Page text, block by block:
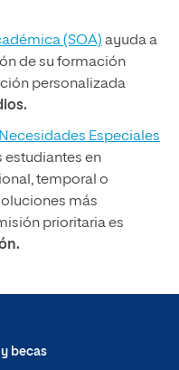
(SOA) ayuda a
de su formación
personalizada
Especiales
estudiantes en
temporal o
más
prioritaria es
becas